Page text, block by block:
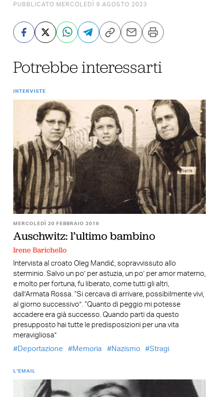
PUBBLICATO MERCOLEDÌ 9 AGOSTO 2023
Potrebbe interessarti
INTERVISTE
MERCOLEDÌ 20 FEBBRAIO 2019
Auschwitz: l’ultimo bambino
Irene Barichello
Intervista al croato Oleg Mandić, sopravvissuto allo
sterminio. Salvo un po’ per astuzia, un po’ per amor materno,
e molto per fortuna, fu liberato, come tutti gli altri,
dall’Armata Rossa. “Si cercava di arrivare, possibilmente vivi,
al giorno successivo”. “Quanto di peggio mi potesse
accadere era già successo. Quando parti da questo
presupposto hai tutte le predisposizioni per una vita
meravigliosa”
Deportazione
Memoria Nazismo Stragi
L’EMAIL